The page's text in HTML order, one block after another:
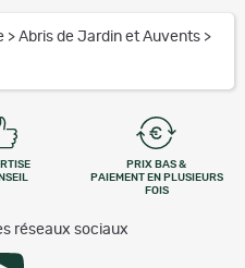
> Abris de Jardin et Auvents >
PRIX BAS &
PAIEMENT EN PLUSIEURS
FOIS
réseaux sociaux